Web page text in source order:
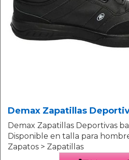
Demax Zapatillas
Demax Zapatillas Deportivas
Disponible en talla para
Zapatos > Zapatillas